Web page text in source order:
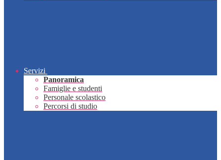
Servizi
Panoramica
Famiglie e studenti
Personale scolastico
Percorsi di studio